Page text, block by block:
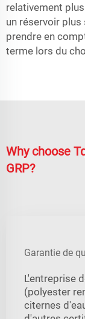
relativement
un réservoir
prendre en
terme lors du
Why choose
GRP?
Garantie de
L'entreprise
(polyester
citernes